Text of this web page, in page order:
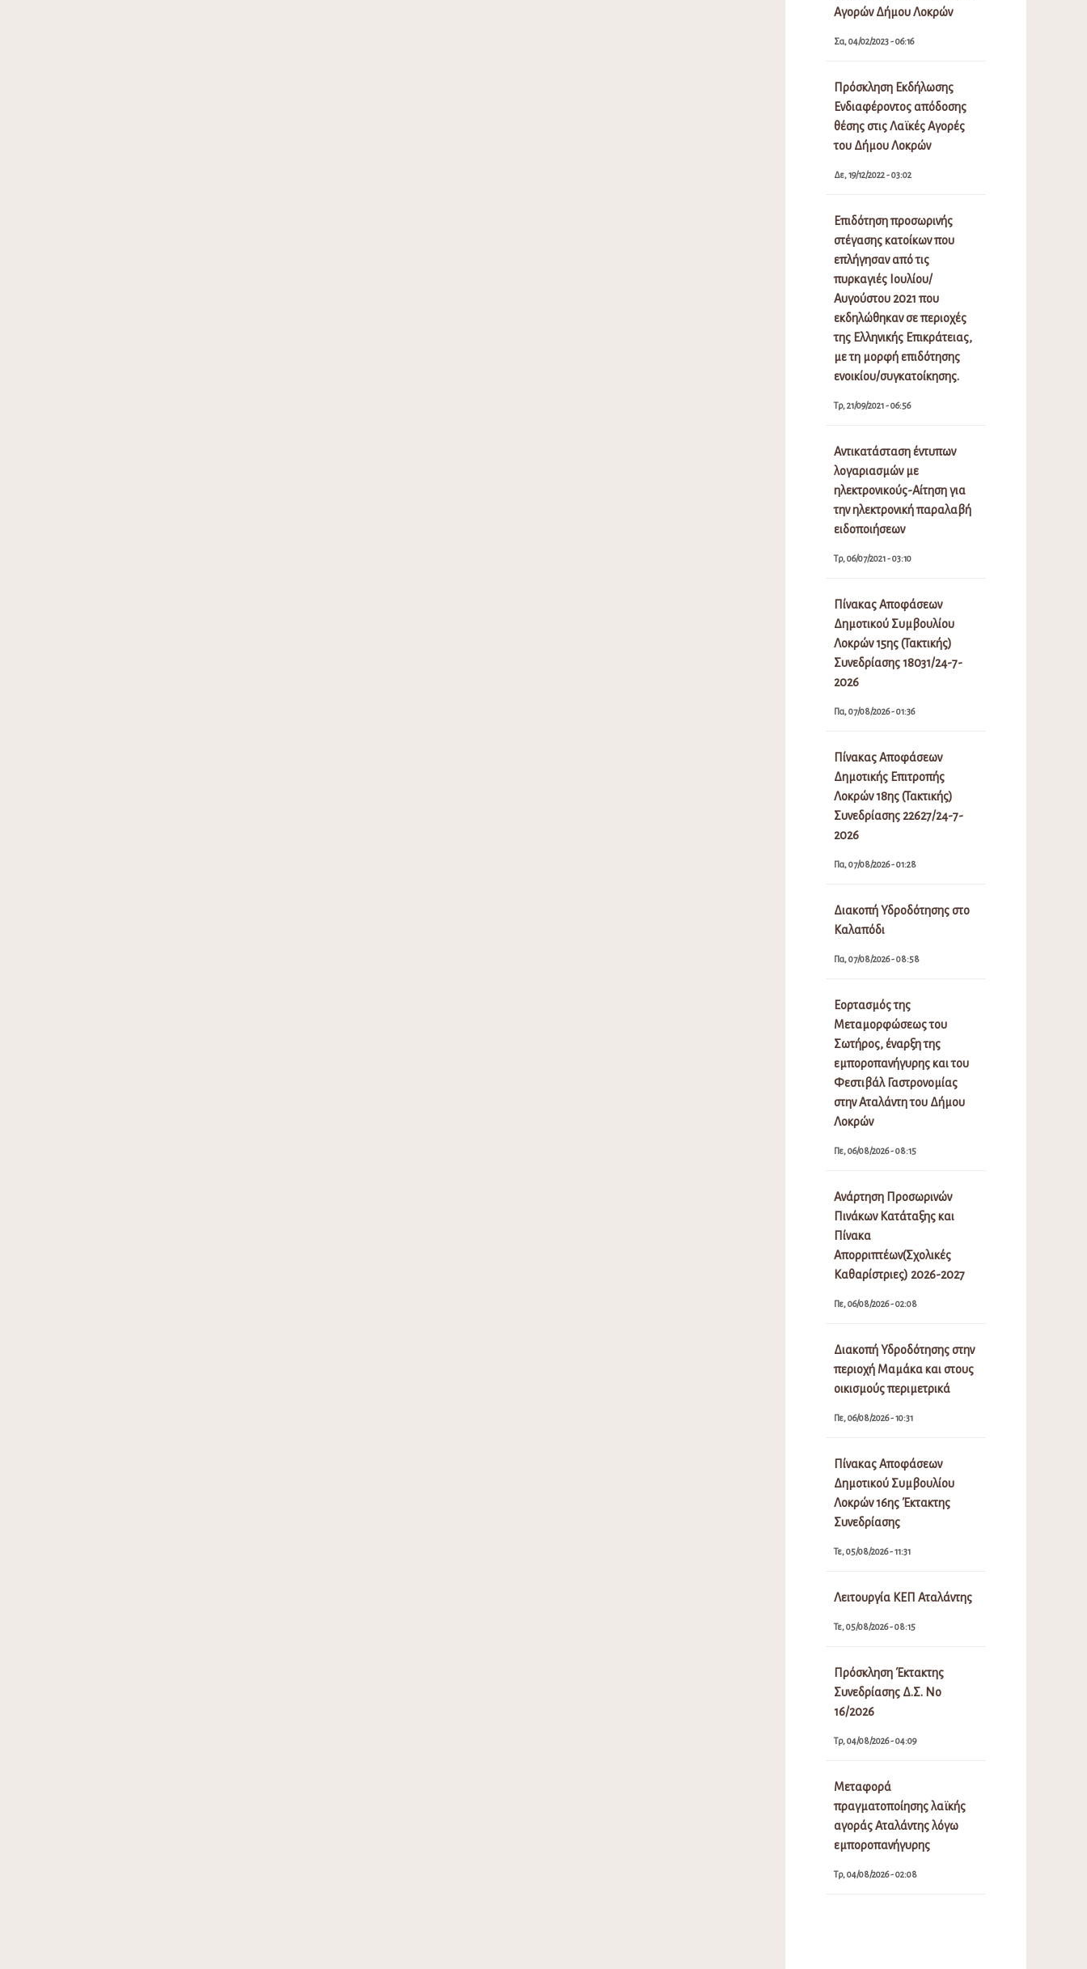
Αγορών Δήμου Λοκρών
Σα, 04/02/2023 - 06:16
Πρόσκληση Εκδήλωσης
Ενδιαφέροντος απόδοσης
θέσης στις Λαϊκές Αγορές
του Δήμου Λοκρών
Δε, 19/12/2022 - 03:02
Επιδότηση προσωρινής
στέγασης κατοίκων που
επλήγησαν από τις
πυρκαγιές Ιουλίου/
Αυγούστου 2021 που
εκδηλώθηκαν σε περιοχές
της Ελληνικής Επικράτειας,
με τη μορφή επιδότησης
ενοικίου/συγκατοίκησης.
Τρ, 21/09/2021 - 06:56
Αντικατάσταση έντυπων
λογαριασμών με
ηλεκτρονικούς-Αίτηση για
την ηλεκτρονική παραλαβή
ειδοποιήσεων
Τρ, 06/07/2021 - 03:10
Πίνακας Αποφάσεων
Δημοτικού Συμβουλίου
Λοκρών 15ης (Τακτικής)
Συνεδρίασης 18031/24-7-
2026
Πα, 07/08/2026 - 01:36
Πίνακας Αποφάσεων
Δημοτικής Επιτροπής
Λοκρών 18ης (Τακτικής)
Συνεδρίασης 22627/24-7-
2026
Πα, 07/08/2026 - 01:28
Διακοπή Υδροδότησης στο
Καλαπόδι
Πα, 07/08/2026 - 08:58
Εορτασμός της
Μεταμορφώσεως του
Σωτήρος, έναρξη της
εμποροπανήγυρης και του
Φεστιβάλ Γαστρονομίας
στην Αταλάντη του Δήμου
Λοκρών
Πε, 06/08/2026 - 08:15
Ανάρτηση Προσωρινών
Πινάκων Κατάταξης και
Πίνακα
Απορριπτέων(Σχολικές
Καθαρίστριες) 2026-2027
Πε, 06/08/2026 - 02:08
Διακοπή Υδροδότησης στην
περιοχή Μαμάκα και στους
οικισμούς περιμετρικά
Πε, 06/08/2026 - 10:31
Πίνακας Αποφάσεων
Δημοτικού Συμβουλίου
Λοκρών 16ης Έκτακτης
Συνεδρίασης
Τε, 05/08/2026 - 11:31
Λειτουργία ΚΕΠ Αταλάντης
Τε, 05/08/2026 - 08:15
Πρόσκληση Έκτακτης
Συνεδρίασης Δ.Σ. Νο
16/2026
Τρ, 04/08/2026 - 04:09
Μεταφορά
πραγματοποίησης λαϊκής
αγοράς Αταλάντης λόγω
εμποροπανήγυρης
Τρ, 04/08/2026 - 02:08